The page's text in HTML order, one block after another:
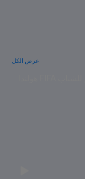
عرض الكل